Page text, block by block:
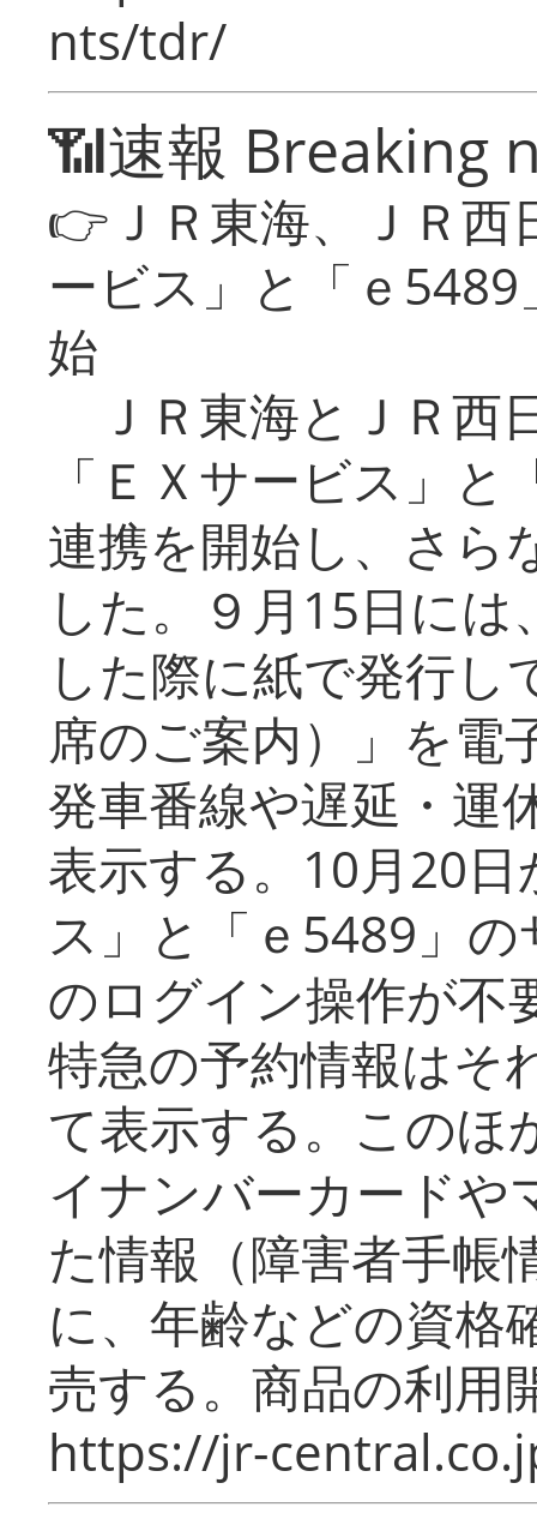
nts/tdr/
📶速報 Breaking
👉ＪＲ東海、ＪＲ
ービス」と「ｅ
始
ＪＲ東海とＪＲ西
「ＥＸサービス」
連携を開始し、さら
した。９月15日に
した際に紙で発行し
席のご案内）」を電
発車番線や遅延・運
表示する。10月20
ス」と「ｅ5489」
のログイン操作が不
特急の予約情報はそ
て表示する。このほ
イナンバーカードや
た情報（障害者手帳
に、年齢などの資格
売する。商品の利用
https://jr-